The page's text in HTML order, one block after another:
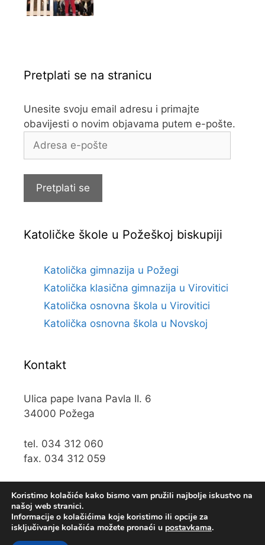
Pretplati se na stranicu
Unesite svoju email adresu i primajte
obavijesti o novim objavama putem e-pošte.
e-
Pretplati se
Katoličke škole u Požeškoj biskupiji
Katolička gimnazija u Požegi
Katolička klasična gimnazija u Virovitici
Katolička osnovna škola u Virovitici
Katolička osnovna škola u Novskoj
Kontakt
Ulica pape Ivana Pavla II. 6
34000 Požega
tel. 034 312 060
fax. 034 312 059
Koristimo kolačiće kako bismo vam pružili najbolje iskustvo na
našoj web stranici.
Informacije o kolačićima koje koristimo ili opcije za
isključivanje kolačića možete pronaći u postavkama.